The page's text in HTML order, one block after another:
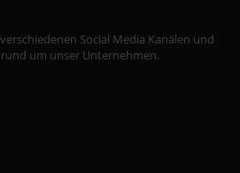
Social Media Kanälen und
um unser Unternehmen.